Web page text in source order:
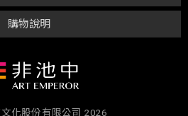
購物說明
化股份有限公司 2026